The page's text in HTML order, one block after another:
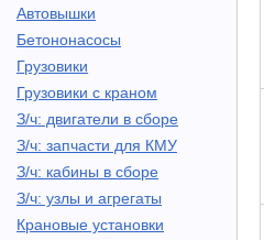
Автовышки
Бетононасосы
Грузовики
Грузовики с краном
З/ч: двигатели в сборе
З/ч: запчасти для КМУ
З/ч: кабины в сборе
З/ч: узлы и агрегаты
Крановые установки